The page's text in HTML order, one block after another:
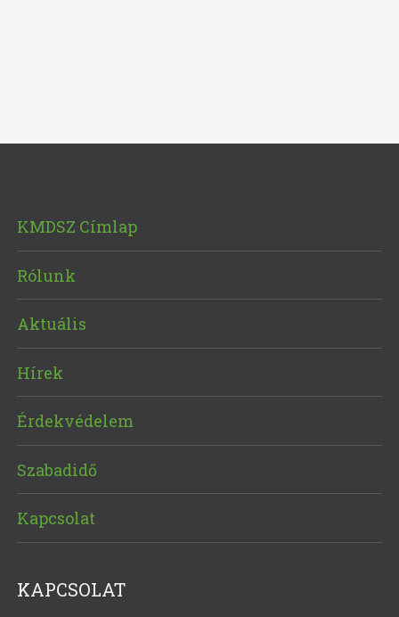
KMDSZ Címlap
Rólunk
Aktuális
Hírek
Érdekvédelem
Szabadidő
Kapcsolat
KAPCSOLAT